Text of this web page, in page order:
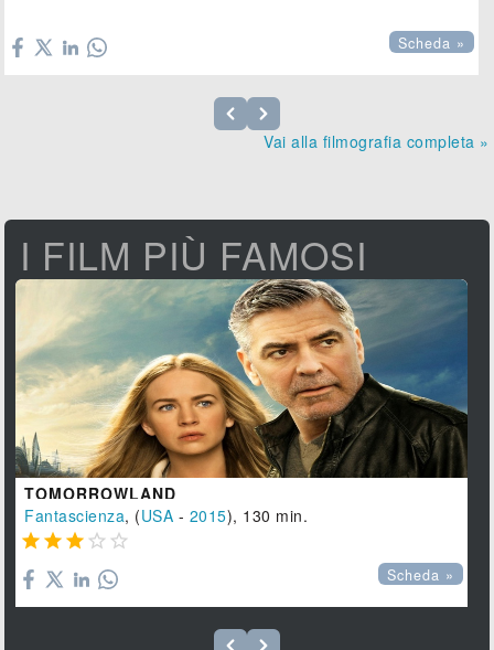
Scheda »
Vai alla filmografia completa »
I FILM PIÙ FAMOSI
TOMORROWLAND
Fantascienza, (USA - 2015), 130 min.
    
Scheda »